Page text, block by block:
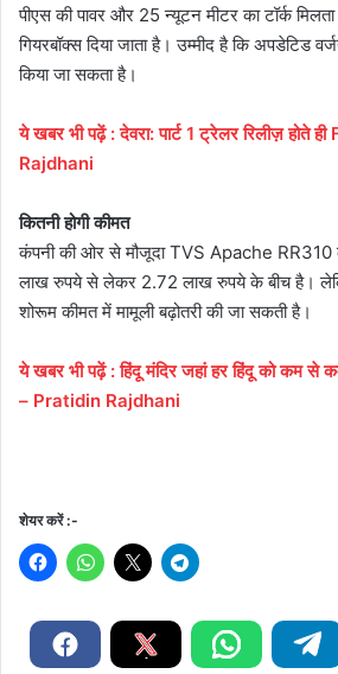
पीएस की पावर और 25 न्‍यूटन मीटर का टॉर्क
गियरबॉक्‍स दिया जाता है। उम्‍मीद है कि अपडेटिड
किया जा सकता है।
ये खबर भी पढ़ें: देवरा: पार्ट 1 ट्रेलर रिलीज़ होते
Rajdhani
कितनी होगी कीमत
कंपनी की ओर से मौजूदा TVS Apache
लाख रुपये से लेकर 2.72 लाख रुपये के बीच है।
शोरूम कीमत में मामूली बढ़ोतरी की जा सकती है।
ये खबर भी पढ़ें: हिंदू मंदिर जहां हर हिंदू को कम से
– Pratidin Rajdhani
शेयर करें :-